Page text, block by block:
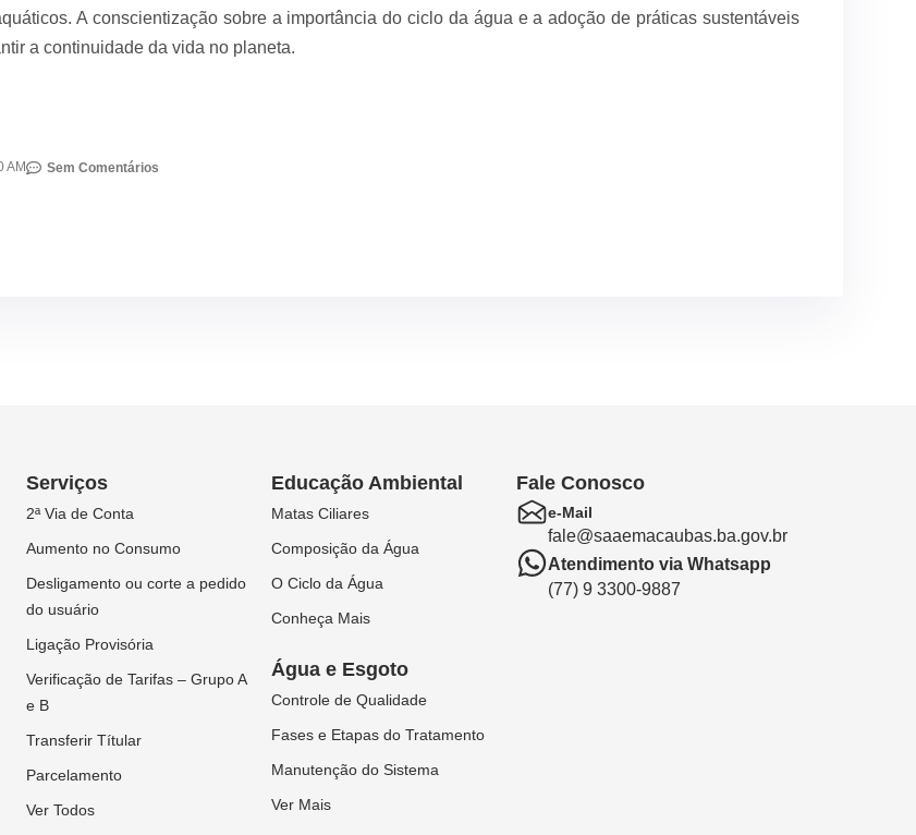
A conscientização sobre a importância do ciclo da água e a adoção de práticas sustentáveis
a continuidade da vida no planeta.
AM Sem Comentários
Serviços
2ª Via de Conta
Aumento no Consumo
Desligamento ou corte a pedido
do usuário
Ligação Provisória
Verificação de Tarifas – Grupo A
e B
Transferir Títular
Parcelamento
Ver Todos
Educação Ambiental
Matas Ciliares
Composição da Água
O Ciclo da Água
Conheça Mais
Água e Esgoto
Controle de Qualidade
Fases e Etapas do Tratamento
Manutenção do Sistema
Ver Mais
Fale Conosco
e-Mail
fale@saaemacaubas.ba.gov.br
Atendimento via Whatsapp
(77) 9 3300-9887